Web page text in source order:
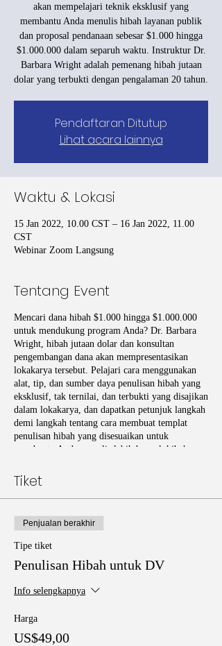
akan mempelajari teknik eksklusif yang
membantu Anda menulis hibah layanan publik
dan proposal pendanaan sebesar $1.000 hingga
$1.000.000 dalam separuh waktu. Instruktur Dr.
Barbara Wright adalah pemenang hibah jutaan
dolar yang terbukti dengan pengalaman 20 tahun.
Pendaftaran Ditutup
Lihat acara lainnya
Waktu & Lokasi
15 Jan 2022, 10.00 CST – 16 Jan 2022, 11.00
CST
Webinar Zoom Langsung
Tentang Event
Mencari dana hibah $1.000 hingga $1.000.000
untuk mendukung program Anda? Dr. Barbara
Wright, hibah jutaan dolar dan konsultan
pengembangan dana akan mempresentasikan
lokakarya tersebut. Pelajari cara menggunakan
alat, tip, dan sumber daya penulisan hibah yang
eksklusif, tak ternilai, dan terbukti yang disajikan
dalam lokakarya, dan dapatkan petunjuk langkah
demi langkah tentang cara membuat templat
penulisan hibah yang disesuaikan untuk
membantu Anda menulis lebih banyak hibah
Tiket
Penjualan berakhir
Tipe tiket
Penulisan Hibah untuk DV
Info selengkapnya
Harga
US$49,00